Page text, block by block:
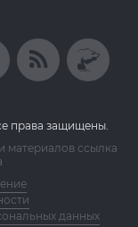
права защищены.
материалов ссылка
данных